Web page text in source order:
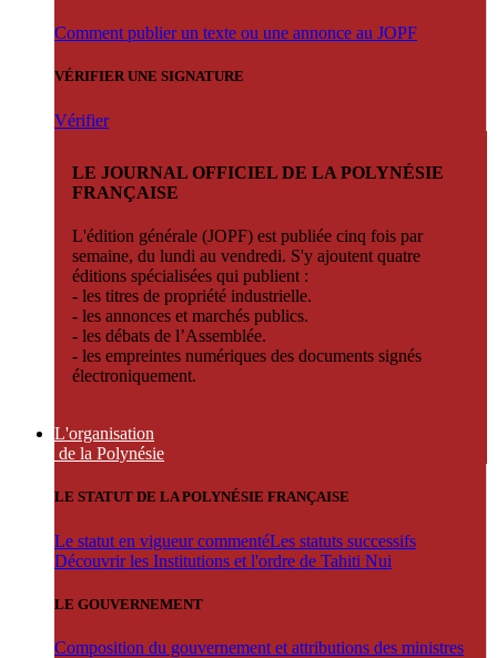
Comment publier un texte ou une annonce au JOPF
VÉRIFIER UNE SIGNATURE
Vérifier
LE JOURNAL OFFICIEL DE LA POLYNÉSIE
FRANÇAISE
L'édition générale (JOPF) est publiée cinq fois par
semaine, du lundi au vendredi. S'y ajoutent quatre
éditions spécialisées qui publient :
- les titres de propriété industrielle.
- les annonces et marchés publics.
- les débats de l’Assemblée.
- les empreintes numériques des documents signés
électroniquement.
L'organisation
de la Polynésie
LE STATUT DE LA POLYNÉSIE FRANÇAISE
Le statut en vigueur commentéLes statuts successifs
Découvrir les Institutions et l'ordre de Tahiti Nui
LE GOUVERNEMENT
Composition du gouvernement et attributions des ministres